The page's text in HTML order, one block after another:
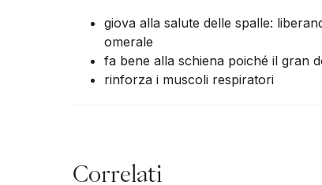
giova alla salute delle spalle:
omerale
fa bene alla schiena poiché il gran
rinforza i muscoli respiratori
Correlati